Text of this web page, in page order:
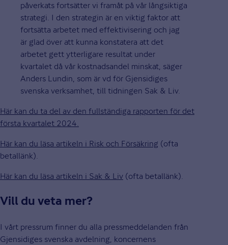
påverkats fortsätter vi framåt på vår långsiktiga
strategi. I den strategin är en viktig faktor att
fortsätta arbetet med effektivisering och jag
är glad över att kunna konstatera att det
arbetet gett ytterligare resultat under
kvartalet då vår kostnadsandel minskat, säger
Anders Lundin, som är vd för Gjensidiges
svenska verksamhet, till tidningen Sak & Liv.
Här kan du ta del av den fullständiga rapporten för det
första kvartalet 2024.
Här kan du läsa artikeln i Risk och Försäkring (ofta
betallänk).
Här kan du läsa artikeln i Sak & Liv (ofta betallänk).
Vill du veta mer?
I vårt pressrum finner du alla pressmeddelanden från
Gjensidiges svenska avdelning, koncernens